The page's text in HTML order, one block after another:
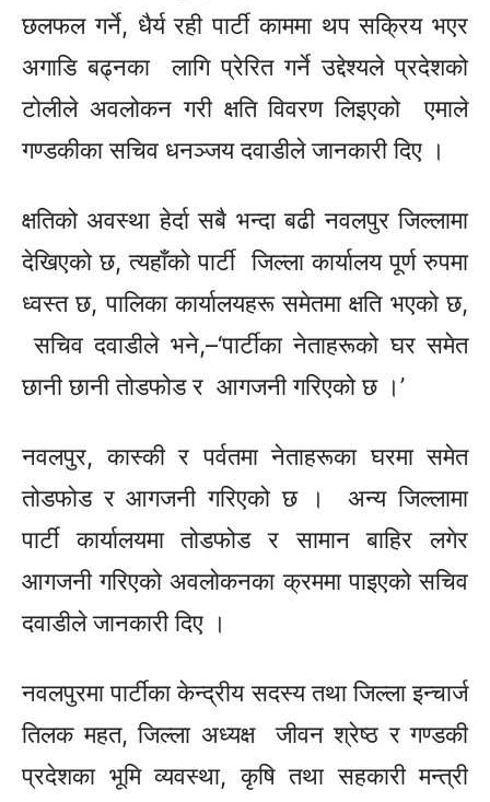
छलफल गर्ने, धैर्य रही पार्टी काममा थप सक्रिय भएर
अगाडि बढ्नका लागि प्रेरित गर्नेउद्देश्यले प्रदेशको
टोलीले अवलोकन गरी क्षति विवरण लिइएको एमाले
गण्डकीका सचिव धनञ्जय दवाडीले जानकारी दिए ।
क्षतिको अवस्था हेर्दा सबै भन्दा बढी नवलपुर जिल्लामा
देखिएको छ,त्यहाँकोपार्टी जिल्ला कार्यालय पूर्ण रुपमा
ध्वस्त छ, पालिकाकार्यालयहरूसमेतमा क्षति भएको छ,
सचिव दवाडीले भने,–‘पार्टीका नेताहरूकोघर समेत
छानी छानी तोडफोड र आगजनी गरिएको छ ।’
नवलपुर, कास्की र पर्वतमानेताहरूकाघरमा समेत
तोडफोड र आगजनी गरिएको छ । अन्य जिल्लामा
पार्टी कार्यालयमा तोडफोड र सामान बाहिर लगेर
आगजनी गरिएको अवलोकनका क्रममा पाइएको सचिव
दवाडीले जानकारी दिए ।
नवलपुरमा पार्टीका केन्द्रीय सदस्य तथा जिल्ला इन्चार्ज
तिलक महत, जिल्ला अध्यक्ष जीवन श्रेष्ठ र गण्डकी
प्रदेशका भूमि व्यवस्था, कृषि तथा सहकारी मन्त्री